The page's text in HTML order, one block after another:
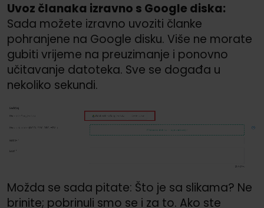
Uvoz članaka izravno s Google diska:
Sada možete izravno uvoziti članke
pohranjene na Google disku. Više ne morate
gubiti vrijeme na preuzimanje i ponovno
učitavanje datoteka. Sve se događa u
nekoliko sekundi.
Možda se sada pitate: Što je sa slikama? Ne
brinite; pobrinuli smo se i za to. Ako ste